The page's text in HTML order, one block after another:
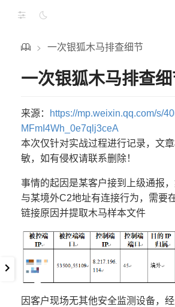
> 一次银狐木马排查细节
一次银狐木马排查
来源：
https://mp.weixin.qq.com/s/
MFmI4Wh_0e7qlj3ceA
本次仅针对实战过程进行记录，文
敏，如有侵权请联系删除！
事情的起因是某客户接到上级通报
与某境外C2地址有连接行为，需要
链接原因并提取木马样本文件
因客户现场无其他安全监测设备，